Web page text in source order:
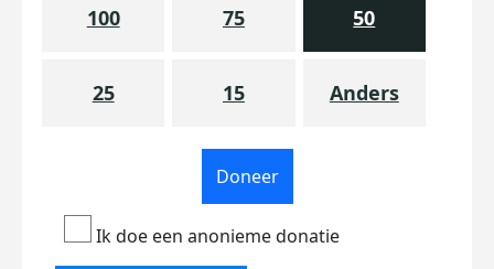
100 75 50
25 15 Anders
Doneer
Ik doe een anonieme donatie